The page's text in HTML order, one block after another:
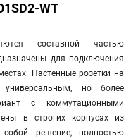
WT
составной частью
для подключения
Настенные розетки на
но более
с коммутационными
в строгих корпусах из
решение, полностью